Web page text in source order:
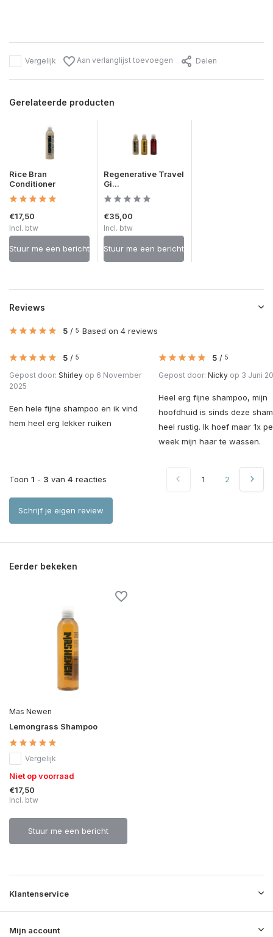
Vergelijk Aan verlanglijst toevoegen Delen
Gerelateerde producten
Rice Bran
Conditioner
€17,50
Incl. btw
Stuur me een bericht
Regenerative Travel
Gi...
€35,00
Incl. btw
Stuur me een bericht
Reviews
5 / 5 Based on 4 reviews
5 / 5
Gepost door: Shirley op 6 November
2025
Een hele fijne shampoo en ik vind
hem heel erg lekker ruiken
5 / 5
Gepost door: Nicky op 3 Juni
Heel erg fijne shampoo, mijn
hoofdhuid is sinds deze
heel rustig. Ik hoef maar 1x
week mijn haar te wassen.
Toon 1 - 3 van 4 reacties 1 2
Schrijf je eigen review
Eerder bekeken
Mas Newen
Lemongrass Shampoo
Vergelijk
Niet op voorraad
€17,50
Incl. btw
Stuur me een bericht
Klantenservice
Mijn account